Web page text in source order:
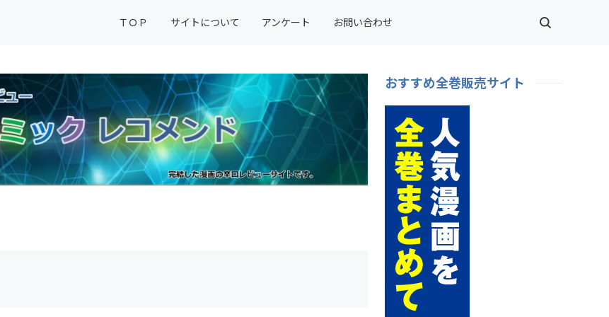
ＴＯＰ サイトについて アンケート お問い合わせ
おすすめ全巻販売サイト